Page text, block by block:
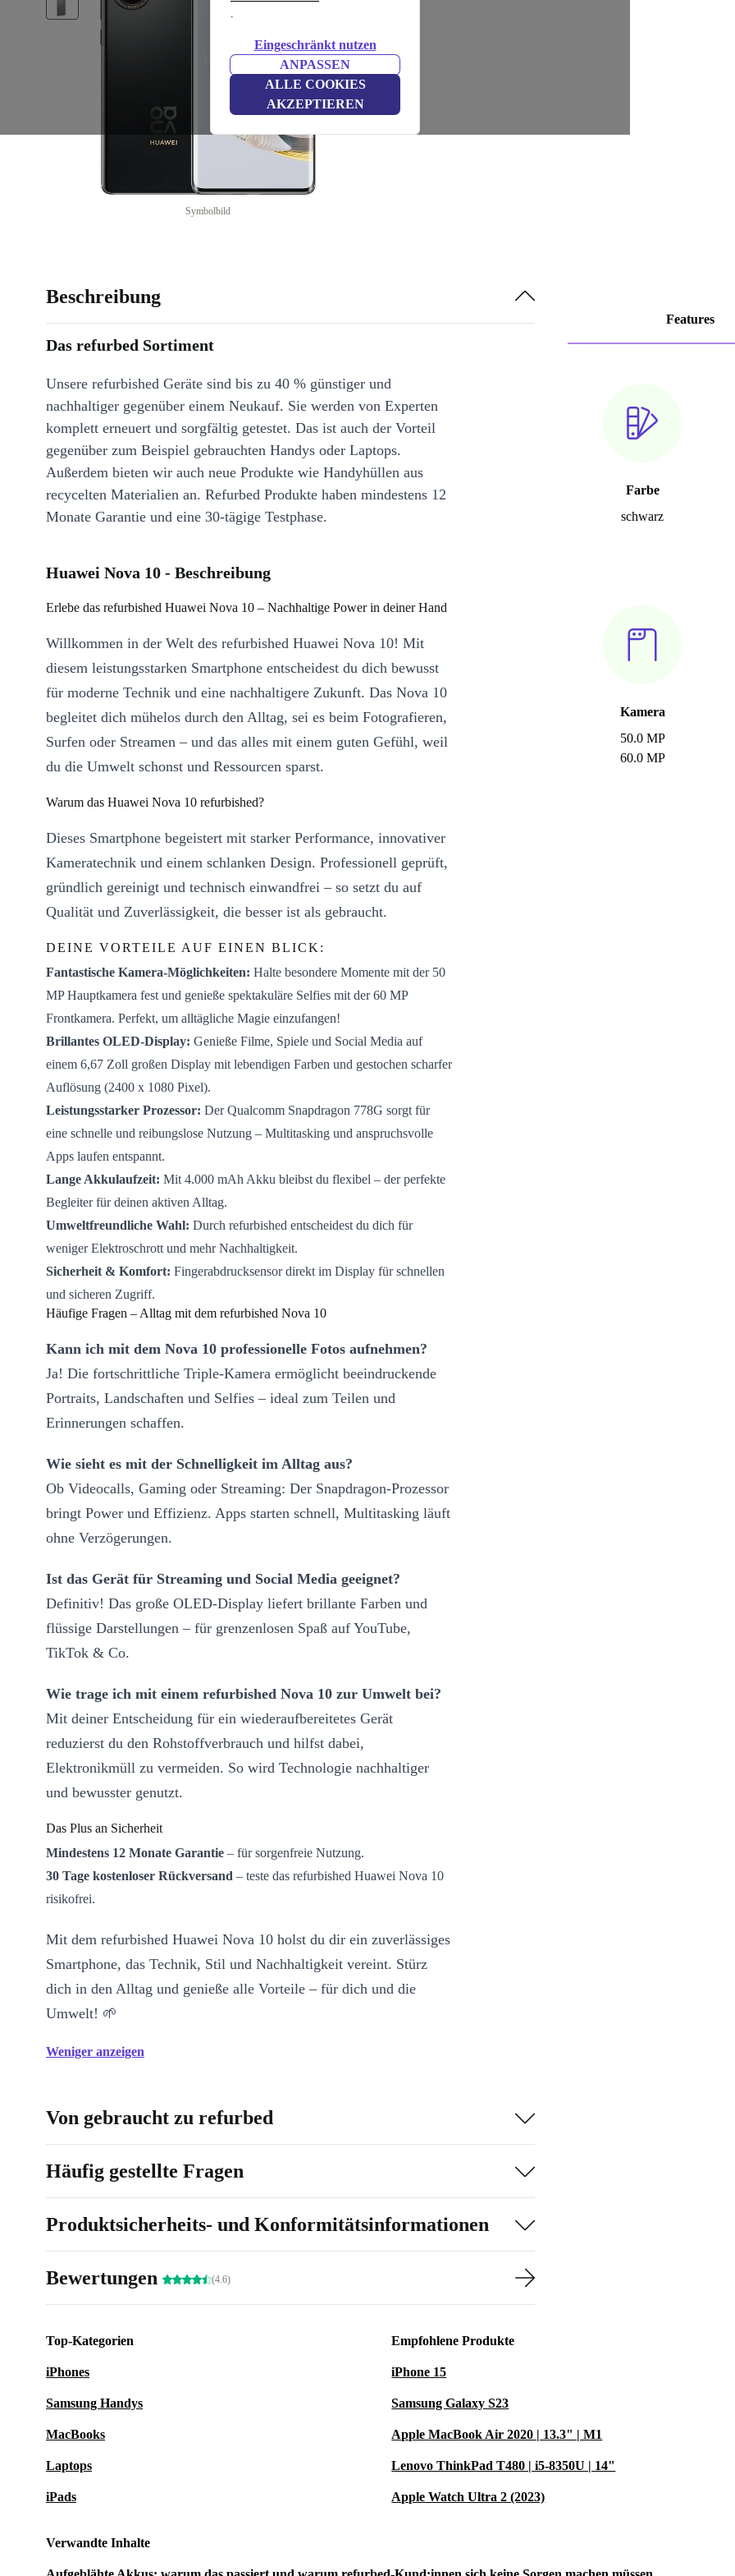
.
Eingeschränkt nutzen
ANPASSEN
ALLE COOKIES
AKZEPTIEREN
Symbolbild
Features
Farbe
schwarz
Kamera
50.0 MP
60.0 MP
Beschreibung
Das refurbed Sortiment
Unsere refurbished Geräte sind bis zu 40 % günstiger und
nachhaltiger gegenüber einem Neukauf. Sie werden von Experten
komplett erneuert und sorgfältig getestet. Das ist auch der Vorteil
gegenüber zum Beispiel gebrauchten Handys oder Laptops.
Außerdem bieten wir auch neue Produkte wie Handyhüllen aus
recycelten Materialien an. Refurbed Produkte haben mindestens 12
Monate Garantie und eine 30-tägige Testphase.
Huawei Nova 10 - Beschreibung
Erlebe das refurbished Huawei Nova 10 – Nachhaltige Power in deiner Hand
Willkommen in der Welt des refurbished Huawei Nova 10! Mit
diesem leistungsstarken Smartphone entscheidest du dich bewusst
für moderne Technik und eine nachhaltigere Zukunft. Das Nova 10
begleitet dich mühelos durch den Alltag, sei es beim Fotografieren,
Surfen oder Streamen – und das alles mit einem guten Gefühl, weil
du die Umwelt schonst und Ressourcen sparst.
Warum das Huawei Nova 10 refurbished?
Dieses Smartphone begeistert mit starker Performance, innovativer
Kameratechnik und einem schlanken Design. Professionell geprüft,
gründlich gereinigt und technisch einwandfrei – so setzt du auf
Qualität und Zuverlässigkeit, die besser ist als gebraucht.
DEINE VORTEILE AUF EINEN BLICK:
Fantastische Kamera-Möglichkeiten: Halte besondere Momente mit der 50
MP Hauptkamera fest und genieße spektakuläre Selfies mit der 60 MP
Frontkamera. Perfekt, um alltägliche Magie einzufangen!
Brillantes OLED-Display: Genieße Filme, Spiele und Social Media auf
einem 6,67 Zoll großen Display mit lebendigen Farben und gestochen scharfer
Auflösung (2400 x 1080 Pixel).
Leistungsstarker Prozessor: Der Qualcomm Snapdragon 778G sorgt für
eine schnelle und reibungslose Nutzung – Multitasking und anspruchsvolle
Apps laufen entspannt.
Lange Akkulaufzeit: Mit 4.000 mAh Akku bleibst du flexibel – der perfekte
Begleiter für deinen aktiven Alltag.
Umweltfreundliche Wahl: Durch refurbished entscheidest du dich für
weniger Elektroschrott und mehr Nachhaltigkeit.
Sicherheit & Komfort: Fingerabdrucksensor direkt im Display für schnellen
und sicheren Zugriff.
Häufige Fragen – Alltag mit dem refurbished Nova 10
Kann ich mit dem Nova 10 professionelle Fotos aufnehmen?
Ja! Die fortschrittliche Triple-Kamera ermöglicht beeindruckende
Portraits, Landschaften und Selfies – ideal zum Teilen und
Erinnerungen schaffen.
Wie sieht es mit der Schnelligkeit im Alltag aus?
Ob Videocalls, Gaming oder Streaming: Der Snapdragon-Prozessor
bringt Power und Effizienz. Apps starten schnell, Multitasking läuft
ohne Verzögerungen.
Ist das Gerät für Streaming und Social Media geeignet?
Definitiv! Das große OLED-Display liefert brillante Farben und
flüssige Darstellungen – für grenzenlosen Spaß auf YouTube,
TikTok & Co.
Wie trage ich mit einem refurbished Nova 10 zur Umwelt bei?
Mit deiner Entscheidung für ein wiederaufbereitetes Gerät
reduzierst du den Rohstoffverbrauch und hilfst dabei,
Elektronikmüll zu vermeiden. So wird Technologie nachhaltiger
und bewusster genutzt.
Das Plus an Sicherheit
Mindestens 12 Monate Garantie – für sorgenfreie Nutzung.
30 Tage kostenloser Rückversand – teste das refurbished Huawei Nova 10
risikofrei.
Mit dem refurbished Huawei Nova 10 holst du dir ein zuverlässiges
Smartphone, das Technik, Stil und Nachhaltigkeit vereint. Stürz
dich in den Alltag und genieße alle Vorteile – für dich und die
Umwelt! 🌱
Weniger anzeigen
Von gebraucht zu refurbed
Häufig gestellte Fragen
Produktsicherheits- und Konformitätsinformationen
Bewertungen (4.6)
Top-Kategorien
iPhones
Samsung Handys
MacBooks
Laptops
iPads
Empfohlene Produkte
iPhone 15
Samsung Galaxy S23
Apple MacBook Air 2020 | 13.3" | M1
Lenovo ThinkPad T480 | i5-8350U | 14"
Apple Watch Ultra 2 (2023)
Verwandte Inhalte